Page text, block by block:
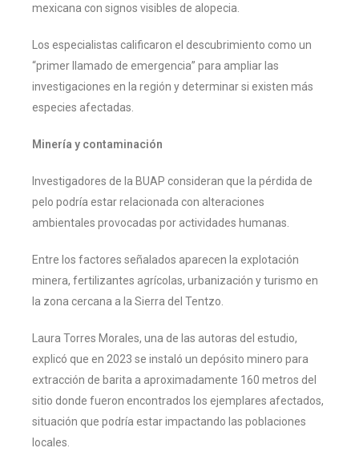
mexicana con signos visibles de alopecia.
Los especialistas calificaron el descubrimiento como un
“primer llamado de emergencia” para ampliar las
investigaciones en la región y determinar si existen más
especies afectadas.
Minería y contaminación
Investigadores de la BUAP consideran que la pérdida de
pelo podría estar relacionada con alteraciones
ambientales provocadas por actividades humanas.
Entre los factores señalados aparecen la explotación
minera, fertilizantes agrícolas, urbanización y turismo en
la zona cercana a la Sierra del Tentzo.
Laura Torres Morales, una de las autoras del estudio,
explicó que en 2023 se instaló un depósito minero para
extracción de barita a aproximadamente 160 metros del
sitio donde fueron encontrados los ejemplares afectados,
situación que podría estar impactando las poblaciones
locales.